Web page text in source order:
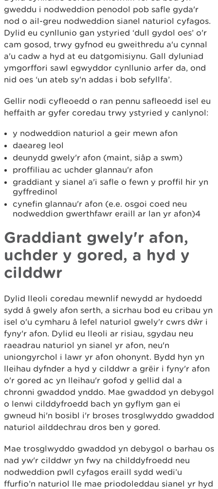
gweddu i nodweddion penodol pob safle gyda'r
nod o ail-greu nodweddion sianel naturiol cyfagos.
Dylid eu cynllunio gan ystyried ‘dull gydol oes’ o'r
cam gosod, trwy gyfnod eu gweithredu a'u cynnal
a'u cadw a hyd at eu datgomisiynu. Gall dyluniad
ymgorffori sawl egwyddor cynllunio arfer da, ond
nid oes ‘un ateb sy'n addas i bob sefyllfa’.
Gellir nodi cyfleoedd o ran pennu safleoedd isel eu
heffaith ar gyfer coredau trwy ystyried y canlynol:
y nodweddion naturiol a geir mewn afon
daeareg leol
deunydd gwely'r afon (maint, siâp a swm)
proffiliau ac uchder glannau'r afon
graddiant y sianel a'i safle o fewn y proffil hir yn
gyffredinol
cynefin glannau'r afon (e.e. osgoi coed neu
nodweddion gwerthfawr eraill ar lan yr afon)4
Graddiant gwely'r afon,
uchder y gored, a hyd y
cilddwr
Dylid lleoli coredau mewnlif newydd ar hydoedd
sydd â gwely afon serth, a sicrhau bod eu cribau yn
isel o'u cymharu â lefel naturiol gwely'r cwrs dŵr i
fyny'r afon. Dylid eu lleoli ar risiau, sgydau neu
raeadrau naturiol yn sianel yr afon, neu'n
uniongyrchol i lawr yr afon ohonynt. Bydd hyn yn
lleihau dyfnder a hyd y cilddwr a grëir i fyny'r afon
o'r gored ac yn lleihau'r gofod y gellid dal a
chronni gwaddod ynddo. Mae gwaddod yn debygol
o lenwi cilddyfroedd bach yn gyflym gan ei
gwneud hi'n bosibl i'r broses trosglwyddo gwaddod
naturiol ailddechrau dros ben y gored.
Mae trosglwyddo gwaddod yn debygol o barhau os
nad yw'r cilddwr yn fwy na childdyfroedd neu
nodweddion pwll cyfagos eraill sydd wedi’u
ffurfio’n naturiol lle mae priodoleddau sianel yr hyd